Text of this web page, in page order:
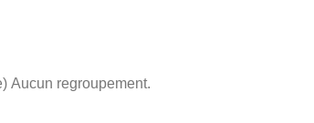
Aucun regroupement.